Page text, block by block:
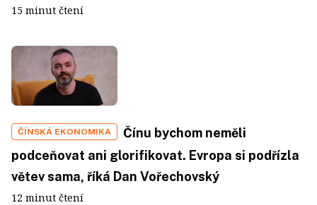
15 minut čtení
ČÍNSKÁ EKONOMIKA
Čínu bychom neměli
podceňovat ani glorifikovat. Evropa si podřízla
větev sama, říká Dan Vořechovský
12 minut čtení